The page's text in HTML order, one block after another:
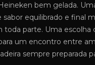
bem gelada.
sabor equilibrado e final
toda parte. Uma escolha
um encontro entre
sempre preparada